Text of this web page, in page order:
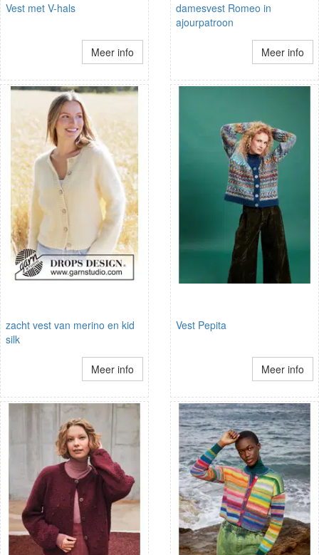
Vest met V-hals
Meer info
damesvest Romeo in
ajourpatroon
Meer info
zacht vest van merino en kid
silk
Meer info
Vest Pepita
Meer info